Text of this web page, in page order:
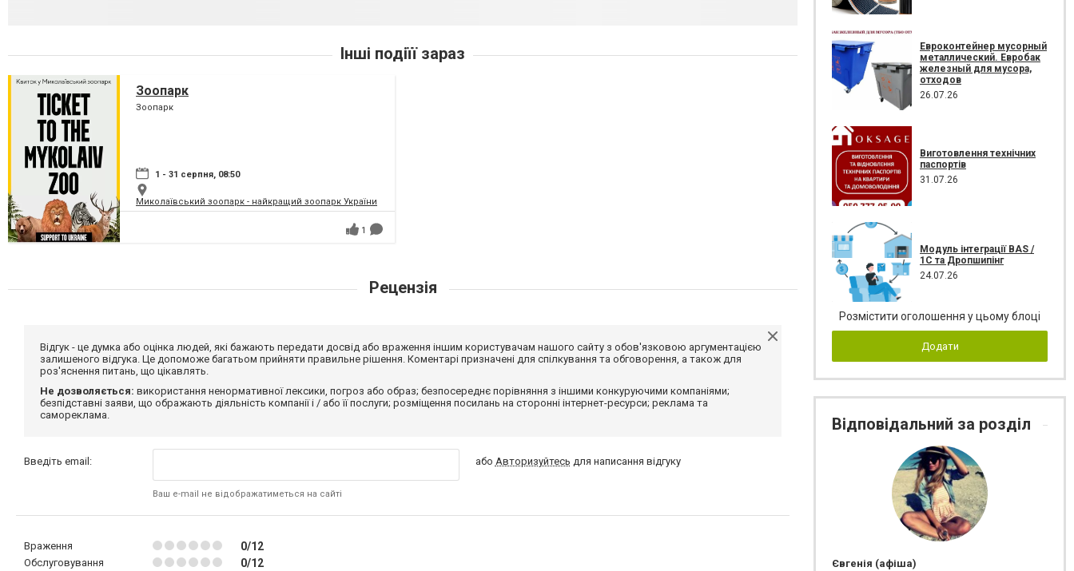
Інші подіїї зараз
Зоопарк
Зоопарк
1 - 31 серпня, 08:50
Миколаївський зоопарк - найкращий зоопарк України
1
Рецензія
Відгук - це думка або оцінка людей, які бажають передати досвід або враження іншим користувачам нашого сайту з обов'язковою аргументацією
залишеного відгука. Це допоможе багатьом прийняти правильне рішення. Коментарі призначені для спілкування та обговорення, а також для
роз'яснення питань, що цікавлять.
Не дозволяється: використання ненормативної лексики, погроз або образ; безпосереднє порівняння з іншими конкуруючими компаніями;
безпідставні заяви, що ображають діяльність компанії і / або її послуги; розміщення посилань на сторонні інтернет-ресурси; реклама та
самореклама.
Введіть email:
Ваш e-mail не відображатиметься на сайті
або Авторизуйтесь для написання відгуку
Враження 0/12
Обслуговування 0/12
Евроконтейнер мусорный
металлический. Евробак
железный для мусора,
отходов
26.07.26
Виготовлення технічних
паспортів
31.07.26
Модуль інтеграції BAS /
1C та Дропшипінг
24.07.26
Розмістити оголошення у цьому блоці
Додати
Відповідальний за розділ
Євгенія (афіша)